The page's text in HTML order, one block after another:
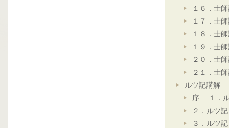
１６．士
１７．士
１８．士
１９．士
２０．士
２１．士
ルツ記講解
序 １．ル
２．ルツ
３．ルツ